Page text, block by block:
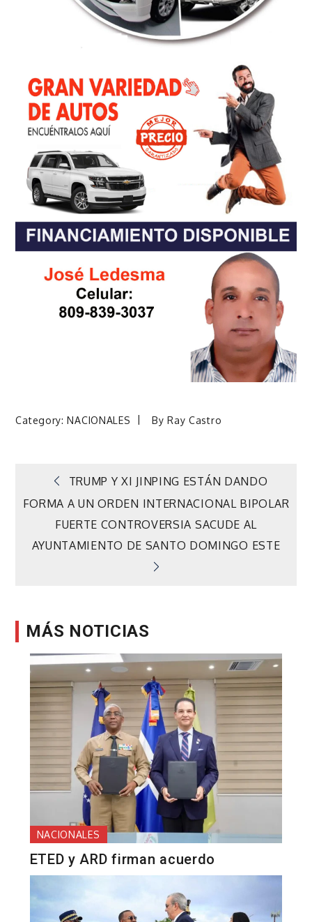
Category:NACIONALES ByRay Castro
Navegación
TRUMP Y XI JINPING ESTÁN DANDO
FORMA A UN ORDEN INTERNACIONAL BIPOLAR
FUERTE CONTROVERSIA SACUDE AL
AYUNTAMIENTO DE SANTO DOMINGO ESTE
MÁS NOTICIAS
NACIONALES
ETED y ARD firman acuerdo